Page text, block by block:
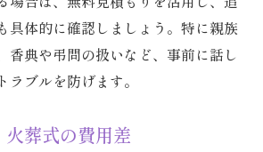
具体的に確認しましょう。特に親族
香典や弔問の扱いなど、事前に話し
ブルを防げます。
葬式の費用差